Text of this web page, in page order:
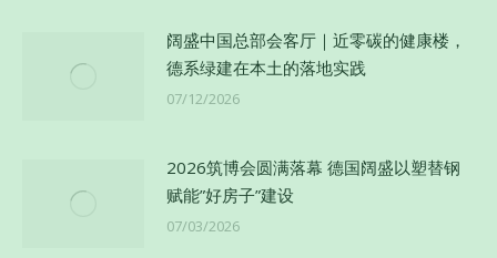
阔盛中国总部会客厅｜近零碳的健康楼，
德系绿建在本土的落地实践
07/12/2026
2026筑博会圆满落幕 德国阔盛以塑替钢
赋能”好房子”建设
07/03/2026